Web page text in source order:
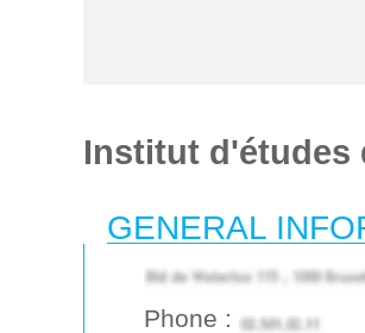
Institut d'études
GENERAL
Phone :